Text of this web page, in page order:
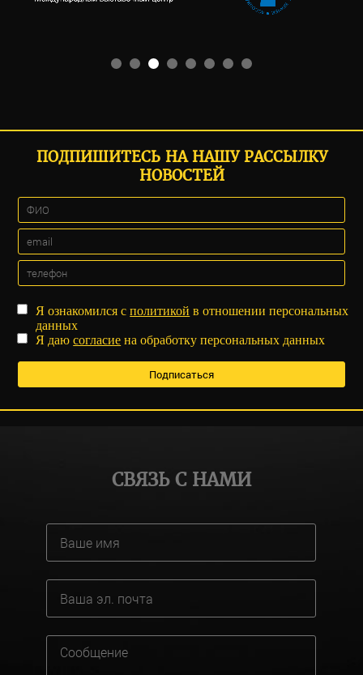
ПОДПИШИТЕСЬ НА НАШУ РАССЫЛКУ
НОВОСТЕЙ
Я ознакомился сполитикой в отношении персональных
данных
Я даюсогласие на обработку персональных данных
СВЯЗЬ С НАМИ